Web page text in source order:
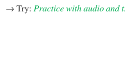
→ Try: Practice with audio and